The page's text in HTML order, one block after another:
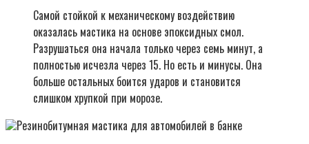
Самой стойкой к механическому воздействию
оказалась мастика на основе эпоксидных смол.
Разрушаться она начала только через семь минут, а
полностью исчезла через 15. Но есть и минусы. Она
больше остальных боится ударов и становится
слишком хрупкой при морозе.
Резинобитумная мастика для автомобилей в банке